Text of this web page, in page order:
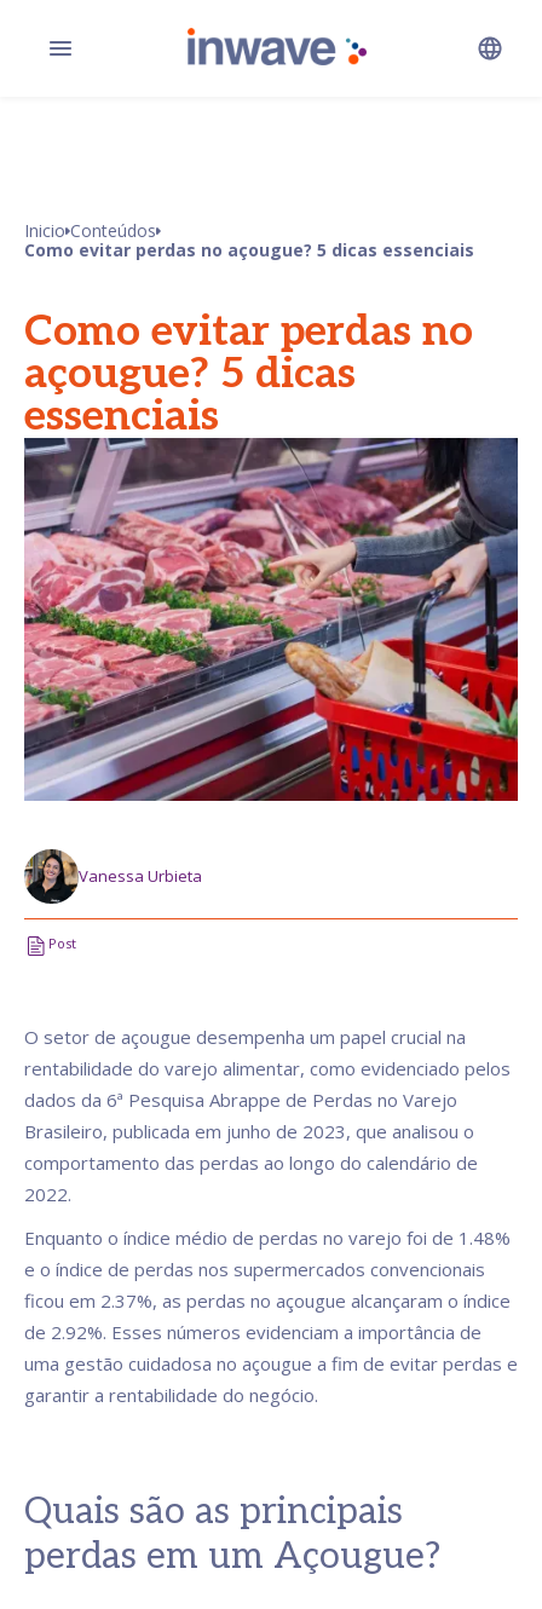
Inicio Conteúdos
Como evitar perdas no açougue? 5 dicas essenciais
Como evitar perdas no
açougue? 5 dicas
essenciais
Vanessa Urbieta
Post
O setor de açougue desempenha um papel crucial na
rentabilidade do varejo alimentar, como evidenciado pelos
dados da 6ª Pesquisa Abrappe de Perdas no Varejo
Brasileiro, publicada em junho de 2023, que analisou o
comportamento das perdas ao longo do calendário de
2022.
Enquanto o índice médio de perdas no varejo foi de 1.48%
e o índice de perdas nos supermercados convencionais
ficou em 2.37%, as perdas no açougue alcançaram o índice
de 2.92%. Esses números evidenciam a importância de
uma gestão cuidadosa no açougue a fim de evitar perdas e
garantir a rentabilidade do negócio.
Quais são as principais
perdas em um Açougue?